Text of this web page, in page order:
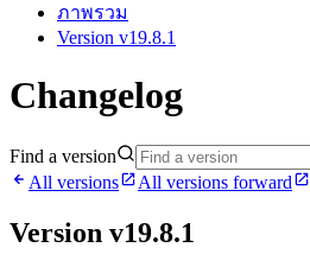
ภาพรวม
Version v19.8.1
Changelog
Find a version
All versions
All versions forward
Version v19.8.1